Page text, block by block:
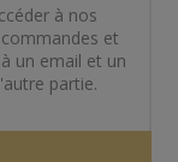
à nos
et
un email et un
partie.